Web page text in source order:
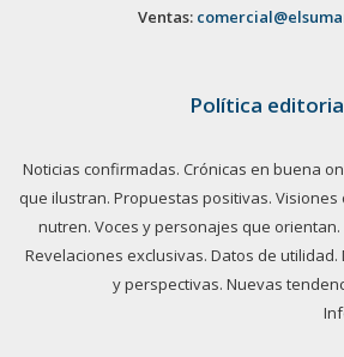
Ventas:
Política
Noticias confirmadas. Crónicas en buena
que ilustran. Propuestas positivas. Visiones
nutren. Voces y personajes que
Revelaciones exclusivas. Datos de
y perspectivas. Nuevas